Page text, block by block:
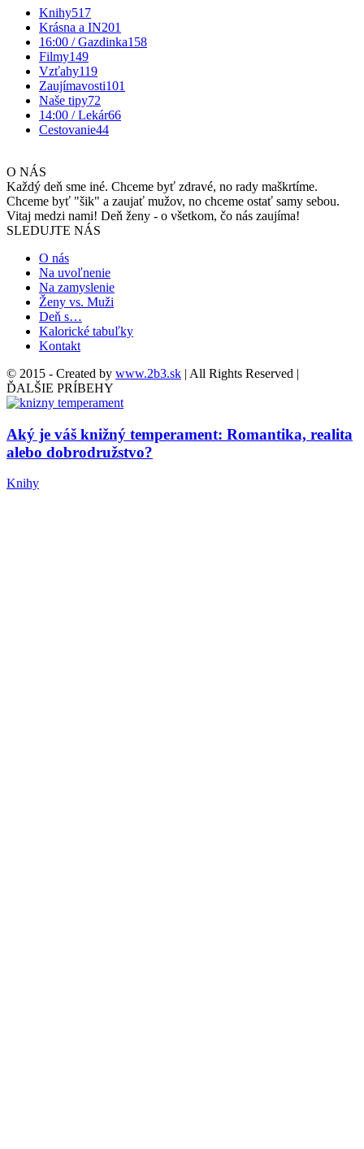
Knihy517
Krásna a IN201
16:00 / Gazdinka158
Filmy149
Vzťahy119
Zaujímavosti101
Naše tipy72
14:00 / Lekár66
Cestovanie44
O NÁS
Každý deň sme iné. Chceme byť zdravé, no rady maškrtíme.
Chceme byť "šik" a zaujať mužov, no chceme ostať samy sebou.
Vitaj medzi nami! Deň ženy - o všetkom, čo nás zaujíma!
SLEDUJTE NÁS
O nás
Na uvoľnenie
Na zamyslenie
Ženy vs. Muži
Deň s…
Kalorické tabuľky
Kontakt
© 2015 - Created by www.2b3.sk | All Rights Reserved |
ĎALŠIE PRÍBEHY
Aký je váš knižný temperament: Romantika, realita
alebo dobrodružstvo?
Knihy